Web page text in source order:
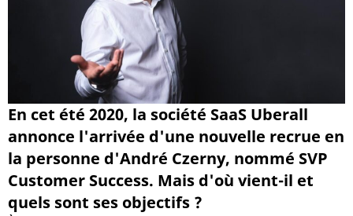
En cet été 2020, la société SaaS Uberall
annonce l'arrivée d'une nouvelle recrue en
la personne d'André Czerny, nommé SVP
Customer Success. Mais d'où vient-il et
quels sont ses objectifs ?